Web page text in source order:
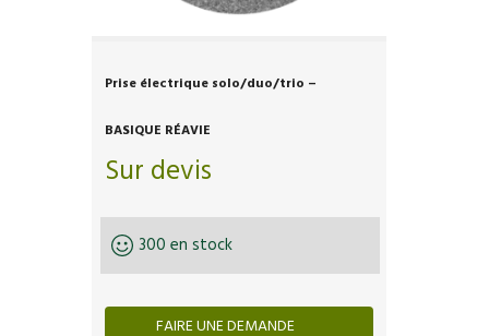
Prise électrique solo/duo/trio –
BASIQUE RÉAVIE
Sur devis
300 en stock
FAIRE UNE DEMANDE